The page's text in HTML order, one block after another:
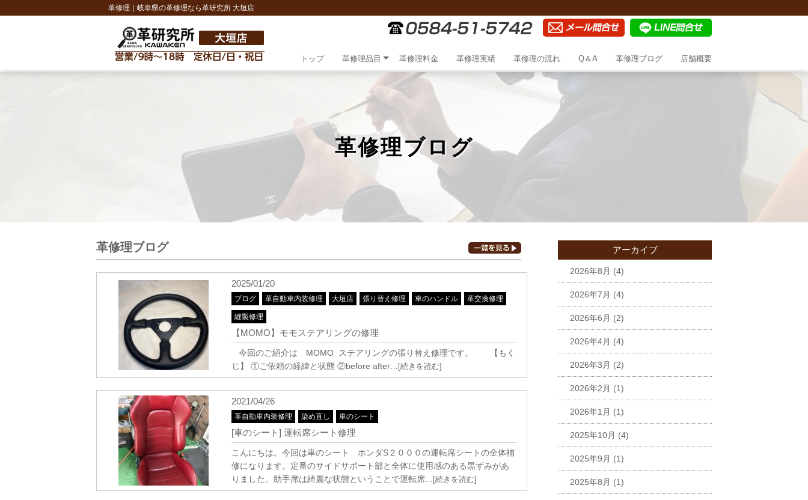
革修理｜岐阜県の革修理なら革研究所 大垣店
トップ 革修理品目 革修理料金 革修理実績 革修理の流れ Q＆A 革修理ブログ 店舗概要
革修理ブログ
革修理ブログ
2025/01/20
ブログ 革自動車内装修理 大垣店 張り替え修理 車のハンドル 革交換修理
縫製修理
【MOMO】モモステアリングの修理
今回のご紹介は MOMO ステアリングの張り替え修理です。 【もく
じ】 ①ご依頼の経緯と状態 ②before after…[続きを読む]
2021/04/26
革自動車内装修理 染め直し 車のシート
[車のシート] 運転席シート修理
こんにちは。今回は車のシート ホンダS２０００の運転席シートの全体補
修になります。定番のサイドサポート部と全体に使用感のある黒ずみがあ
りました。助手席は綺麗な状態ということで運転席…[続きを読む]
アーカイブ
2026年8月 (4)
2026年7月 (4)
2026年6月 (2)
2026年4月 (4)
2026年3月 (2)
2026年2月 (1)
2026年1月 (1)
2025年10月 (4)
2025年9月 (1)
2025年8月 (1)